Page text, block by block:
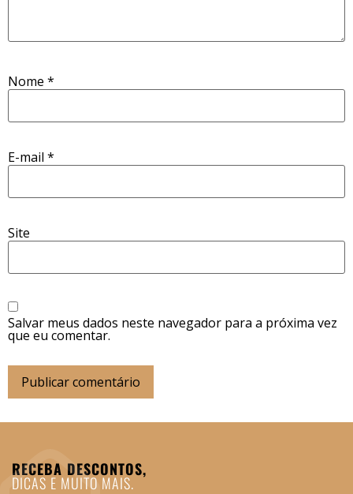
Nome *
E-mail *
Site
Salvar meus dados neste navegador para a próxima vez
que eu comentar.
RECEBA DESCONTOS,
DICAS E MUITO MAIS.